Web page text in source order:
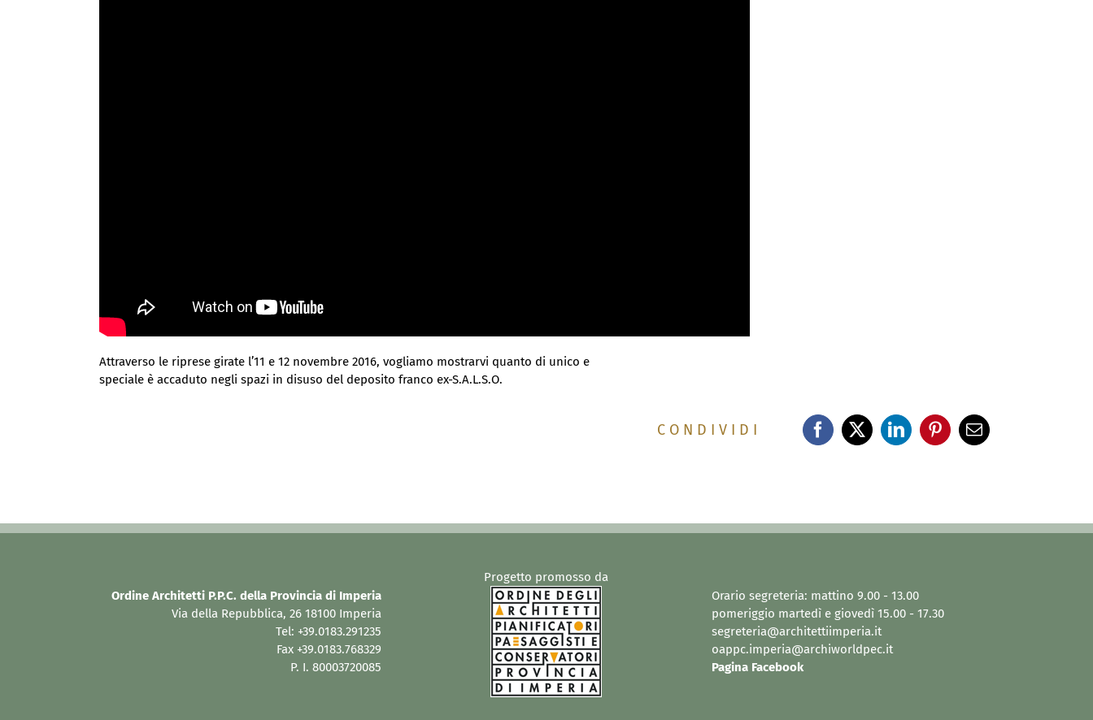
Attraverso le riprese girate l’11 e 12 novembre 2016, vogliamo mostrarvi quanto di unico e
speciale è accaduto negli spazi in disuso del deposito franco ex-S.A.L.S.O.
C O N D I V I D I
Ordine Architetti P.P.C. della Provincia di Imperia
Via della Repubblica, 26 18100 Imperia
Tel: +39.0183.291235
Fax +39.0183.768329
P. I. 80003720085
Progetto promosso da
Orario segreteria: mattino 9.00 - 13.00
pomeriggio martedì e giovedì 15.00 - 17.30
segreteria@architettiimperia.it
oappc.imperia@archiworldpec.it
Pagina Facebook